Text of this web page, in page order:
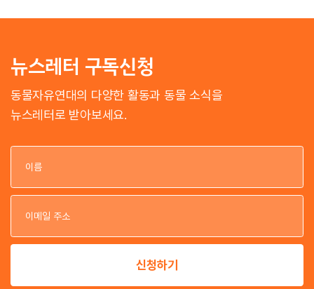
뉴스레터 구독신청
동물자유연대의 다양한 활동과 동물 소식을
뉴스레터로 받아보세요.
이
이
신청하기